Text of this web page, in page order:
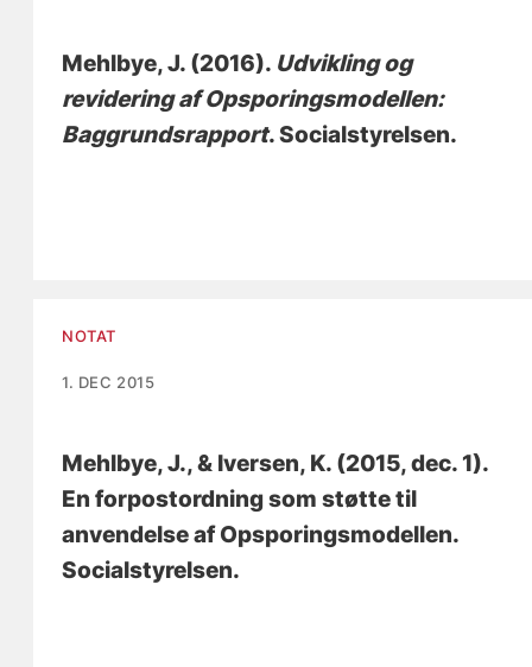
Mehlbye, J. (2016). Udvikling og
revidering af Opsporingsmodellen:
Baggrundsrapport. Socialstyrelsen.
NOTAT
1. DEC 2015
Mehlbye, J., & Iversen, K. (2015, dec. 1).
En forpostordning som støtte til
anvendelse af Opsporingsmodellen.
Socialstyrelsen.